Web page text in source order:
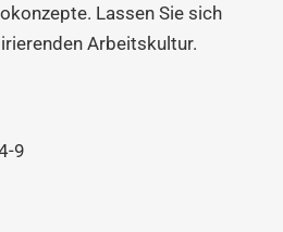
Lassen Sie sich
Arbeitskultur.
9